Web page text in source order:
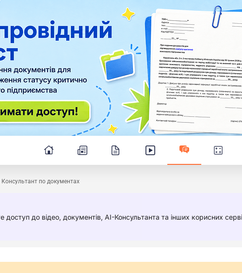
Консультант по документах
доступ до відео, документів, AI-Консультанта та інших корисних